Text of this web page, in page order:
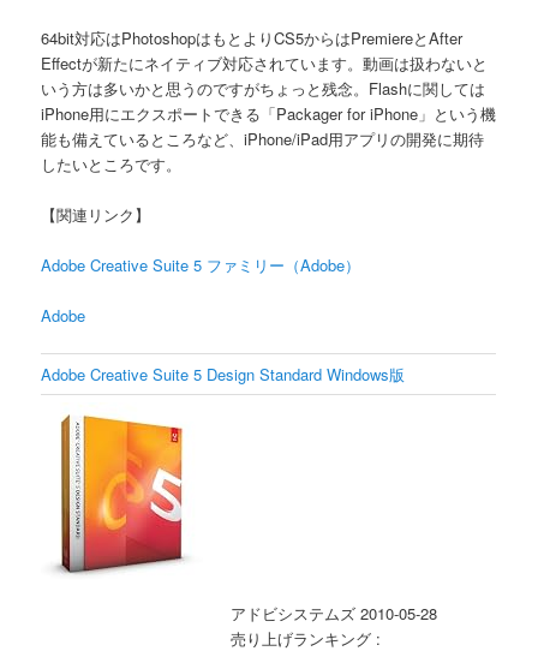
64bit対応はPhotoshopはもとよりCS5からはPremiereとAfter
Effectが新たにネイティブ対応されています。動画は扱わないと
いう方は多いかと思うのですがちょっと残念。Flashに関しては
iPhone用にエクスポートできる「Packager for iPhone」という機
能も備えているところなど、iPhone/iPad用アプリの開発に期待
したいところです。
【関連リンク】
Adobe Creative Suite 5 ファミリー（Adobe）
Adobe
Adobe Creative Suite 5 Design Standard Windows版
アドビシステムズ 2010-05-28
売り上げランキング :